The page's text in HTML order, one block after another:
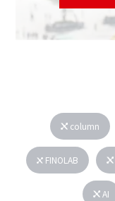
column
FINOLAB
AI